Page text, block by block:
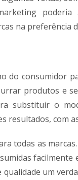
poderia
na preferência
do consumidor
produtos e
substituir o
resultados, com
todas as
um